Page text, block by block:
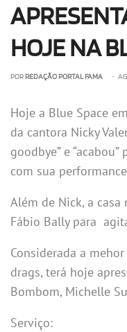
HOJE NA
POR REDAÇÃO PORTAL FAMA •
Hoje a Blue Space
da cantora Nicky
goodbye” e
com sua
Além de Nick, a casa
Fábio Bally para
Considerada a
drags, terá hoje
Bombom, Michelle
Serviço: